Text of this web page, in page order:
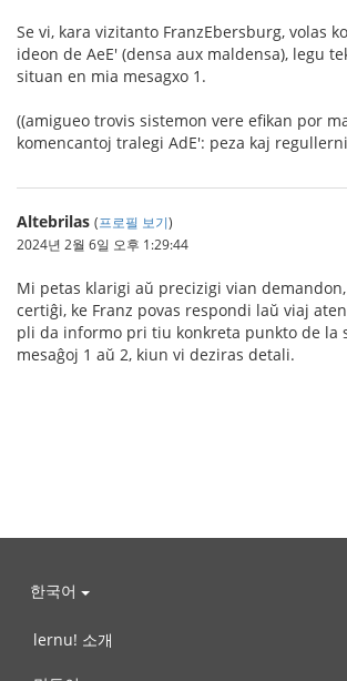
Se vi, kara vizitanto FranzEbersburg, volas
ideon de AeE' (densa aux maldensa), legu
situan en mia mesagxo 1.
((amigueo trovis sistemon vere efikan por
komencantoj tralegi AdE': peza kaj
Altebrilas (프로필 보기)
2024년 2월 6일 오후 1:29:44
Mi petas klarigi aŭ precizigi vian
certiĝi, ke Franz povas respondi laŭ viaj
pli da informo pri tiu konkreta punkto de la
mesaĝoj 1 aŭ 2, kiun vi deziras detali.
한국어
lernu! 소개